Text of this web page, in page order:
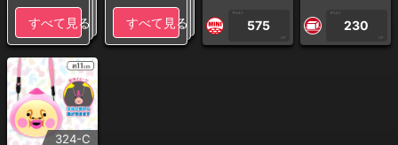
すべて見る すべて見る
1PLAY
575
CP
1PLAY
230
CP
324-C